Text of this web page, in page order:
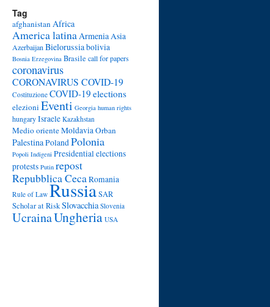
Tag
afghanistanAfrica
America latinaArmeniaAsia
AzerbaijanBielorussiabolivia
Bosnia Erzegovina Brasile call for papers
coronavirus
CORONAVIRUS COVID-19
Costituzione COVID-19 elections
elezioni Eventi Georgia human rights
hungaryIsraele Kazakhstan
Medio orienteMoldaviaOrban
PalestinaPolandPolonia
Popoli Indigeni Presidential elections
protests Putin repost
Repubblica CecaRomania
Rule of Law RussiaSAR
Scholar at RiskSlovacchia Slovenia
UcrainaUngheria USA